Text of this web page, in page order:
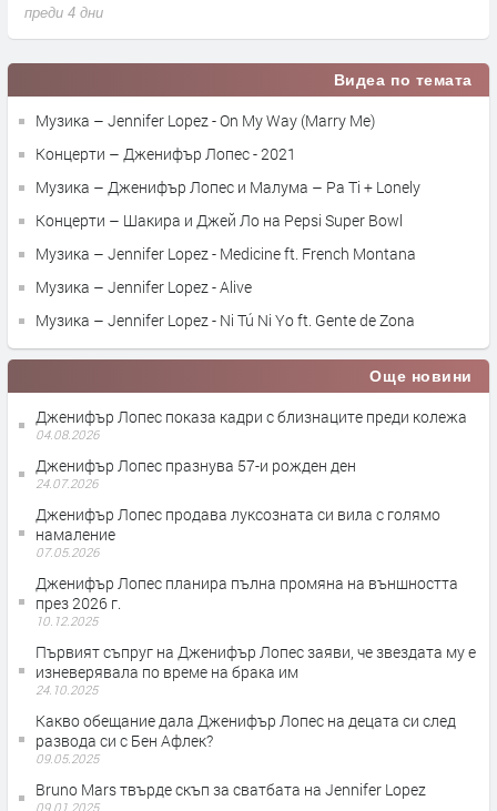
преди 4 дни
Видеа по темата
Музика – Jennifer Lopez - On My Way (Marry Me)
Концерти – Дженифър Лопес - 2021
Музика – Дженифър Лопес и Малума – Pa Ti + Lonely
Концерти – Шакира и Джей Ло на Pepsi Super Bowl
Музика – Jennifer Lopez - Medicine ft. French Montana
Музика – Jennifer Lopez - Alive
Музика – Jennifer Lopez - Ni Tú Ni Yo ft. Gente de Zona
Още новини
Дженифър Лопес показа кадри с близнаците преди колежа
04.08.2026
Дженифър Лопес празнува 57-и рожден ден
24.07.2026
Дженифър Лопес продава луксозната си вила с голямо
намаление
07.05.2026
Дженифър Лопес планира пълна промяна на външността
през 2026 г.
10.12.2025
Първият съпруг на Дженифър Лопес заяви, че звездата му е
изневерявала по време на брака им
24.10.2025
Какво обещание дала Дженифър Лопес на децата си след
развода си с Бен Афлек?
09.05.2025
Bruno Mars твърде скъп за сватбата на Jennifer Lopez
09.01.2025